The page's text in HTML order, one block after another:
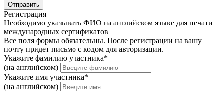
Отправить
Регистрация
Необходимо указывать ФИО на английском языке для печати
международных сертификатов
Все поля формы обязательны. После регистрации на вашу
почту придет письмо c кодом для авторизации.
Укажите фамилию участника*
(на английском)
Укажите имя участника*
(на английском)